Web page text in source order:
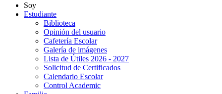
Soy
Estudiante
Biblioteca
Opinión del usuario
Cafetería Escolar
Galería de imágenes
Lista de Útiles 2026 - 2027
Solicitud de Certificados
Calendario Escolar
Control Academic